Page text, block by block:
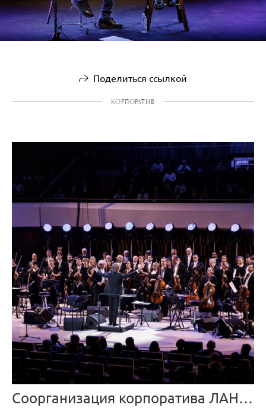
Поделиться ссылкой
КОРПОРАТИВ
Соорганизация корпоратива ЛАНИТ от заказчика